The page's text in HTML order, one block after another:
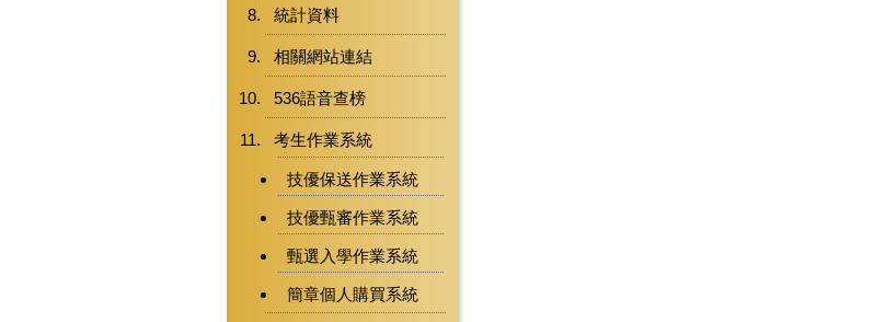
統計資料
相關網站連結
536語音查榜
考生作業系統
技優保送作業系統
技優甄審作業系統
甄選入學作業系統
簡章個人購買系統